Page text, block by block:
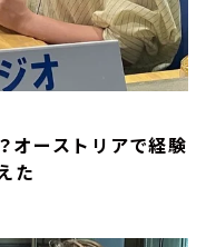
オーストリアで経験
た